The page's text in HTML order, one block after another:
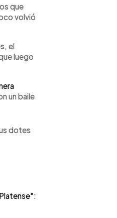
que
volvió
el
luego
un baile
dotes